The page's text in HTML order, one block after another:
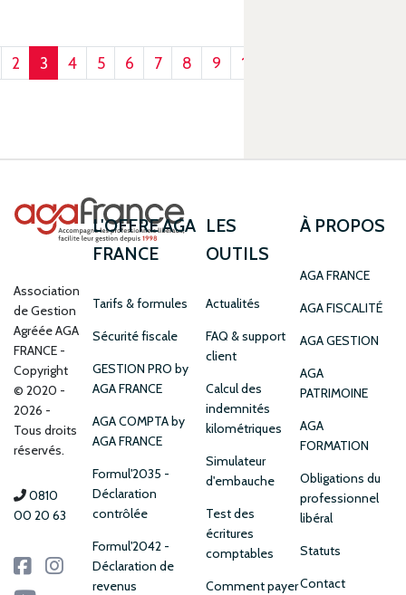
2 3 4 5 6 7 8 9 10
Association
de Gestion
Agréée AGA
FRANCE
Copyright
© 2020 -
2026 -
Tous droits
réservés.
0810
00 20 63
L'OFFRE AGA
FRANCE
Tarifs & formules
Sécurité fiscale
GESTION PRO by
AGA FRANCE
AGA COMPTA by
AGA FRANCE
Formul'2035 -
Déclaration
contrôlée
Formul'2042 -
Déclaration de
revenus
LES
OUTILS
Actualités
FAQ & support
client
Calcul des
indemnités
kilométriques
Simulateur
d'embauche
Test des
écritures
comptables
Comment payer
À PROPOS
AGA FRANCE
AGA FISCALITÉ
AGA GESTION
AGA
PATRIMOINE
AGA
FORMATION
Obligations du
professionnel
libéral
Statuts
Contact